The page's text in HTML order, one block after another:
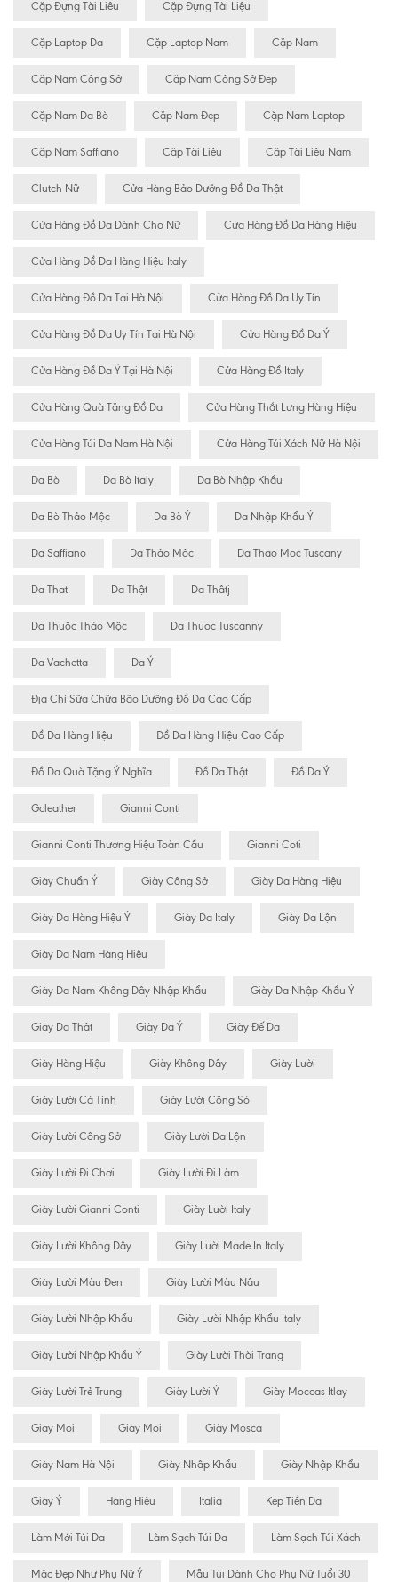
Cặp Đựng Tài Liêu Cặp Đựng Tài Liệu
Cặp Laptop Da Cặp Laptop Nam Cặp Nam
Cặp Nam Công Sở Cặp Nam Công Sở Đẹp
Cặp Nam Da Bò Cặp Nam Đẹp Cặp Nam Laptop
Cặp Nam Saffiano Cặp Tài Liệu Cặp Tài Liệu Nam
Clutch Nữ Cửa Hàng Bảo Dưỡng Đồ Da Thật
Cửa Hàng Đồ Da Dành Cho Nữ Cửa Hàng Đồ Da Hàng Hiệu
Cửa Hàng Đồ Da Hàng Hiệu Italy
Cửa Hàng Đồ Da Tại Hà Nội Cửa Hàng Đồ Da Uy Tín
Cửa Hàng Đồ Da Uy Tín Tại Hà Nội Cửa Hàng Đồ Da Ý
Cửa Hàng Đồ Da Ý Tại Hà Nội Cửa Hàng Đồ Italy
Cửa Hàng Quà Tặng Đồ Da Cửa Hàng Thắt Lưng Hàng Hiệu
Cửa Hàng Túi Da Nam Hà Nội Cửa Hàng Túi Xách Nữ Hà Nội
Da Bò Da Bò Italy Da Bò Nhập Khẩu
Da Bò Thảo Mộc Da Bò Ý Da Nhập Khẩu Ý
Da Saffiano Da Thảo Mộc Da Thao Moc Tuscany
Da That Da Thật Da Thâtj
Da Thuộc Thảo Mộc Da Thuoc Tuscanny
Da Vachetta Da Ý
Địa Chỉ Sữa Chữa Bão Dưỡng Đồ Da Cao Cấp
Đồ Da Hàng Hiệu Đồ Da Hàng Hiệu Cao Cấp
Đồ Da Quà Tặng Ý Nghĩa Đồ Da Thật Đồ Da Ý
Gcleather Gianni Conti
Gianni Conti Thương Hiệu Toàn Cầu Gianni Coti
Giày Chuẩn Ý Giày Công Sở Giày Da Hàng Hiệu
Giày Da Hàng Hiệu Ý Giày Da Italy Giày Da Lộn
Giày Da Nam Hàng Hiệu
Giày Da Nam Không Dây Nhập Khẩu Giày Da Nhập Khẩu Ý
Giày Da Thật Giày Da Ý Giày Đế Da
Giày Hàng Hiệu Giày Không Dây Giày Lười
Giày Lười Cá Tính Giày Lười Công Sỏ
Giày Lười Công Sở Giày Lười Da Lộn
Giày Lười Đi Chơi Giày Lười Đi Làm
Giày Lười Gianni Conti Giày Lười Italy
Giày Lười Không Dây Giày Lười Made In Italy
Giày Lười Màu Đen Giày Lười Màu Nâu
Giày Lười Nhập Khẩu Giày Lười Nhập Khẩu Italy
Giày Lười Nhập Khẩu Ý Giày Lười Thời Trang
Giày Lười Trẻ Trung Giày Lười Ý Giày Moccas Itlay
Giay Mọi Giày Mọi Giày Mosca
Giày Nam Hà Nội Giày Nhâp Khẩu Giày Nhập Khẩu
Giày Ý Hàng Hiệu Italia Kẹp Tiền Da
Làm Mới Túi Da Làm Sạch Túi Da Làm Sạch Túi Xách
Mặc Đẹp Như Phụ Nữ Ý Mẫu Túi Dành Cho Phụ Nữ Tuổi 30